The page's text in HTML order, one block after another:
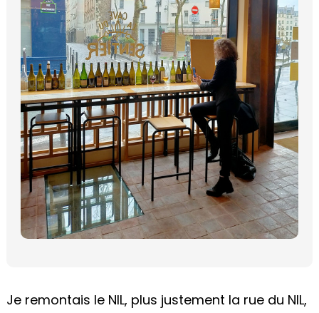
Je remontais le NIL, plus justement la rue du NIL,